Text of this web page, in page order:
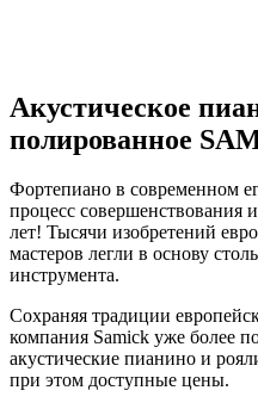
Акустическое
полированное
Фортепиано в современном
процесс совершенствования
лет! Тысячи изобретений
мастеров легли в основу
инструмента.
Сохраняя традиции
компания Samick уже более
акустические пианино и
при этом доступные цены.